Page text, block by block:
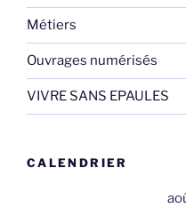
Métiers
Ouvrages numérisés
VIVRE SANS EPAULES
CALENDRIER